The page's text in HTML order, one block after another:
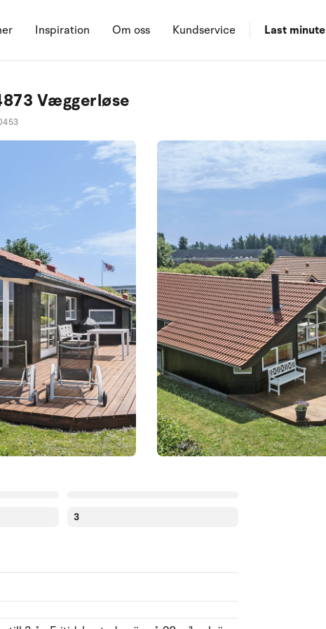
Inspiration Om oss Kundservice Last minute
Væggerløse
3
Augusti 2026